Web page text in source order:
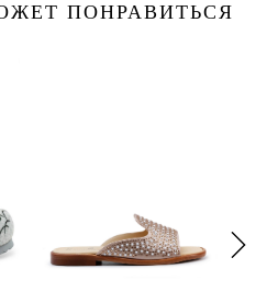
ПОНРАВИТЬСЯ